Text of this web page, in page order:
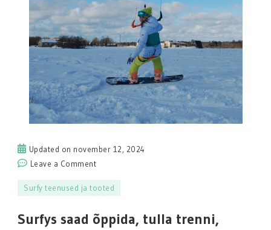
Updated on november 12, 2024
Leave a Commenton
saad
tulla
Surfy teenused ja tooted
Surfys saad õppida, tulla trenni,